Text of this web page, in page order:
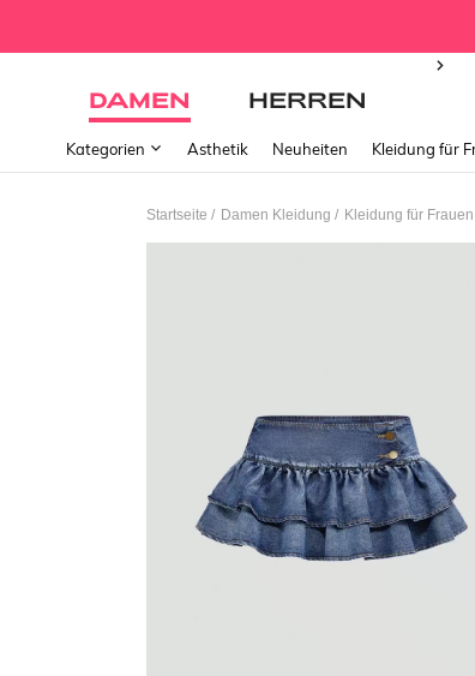
DAMEN HERREN
Kategorien Ästhetik Neuheiten Kleidung für
Startseite / Damen Kleidung / Kleidung für Frauen